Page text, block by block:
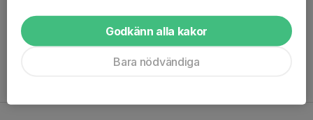
..och maila även info@dotteviksif.se om du inte fått någon
faktura innan 30 oktober.
Godkänn alla kakor
Bara nödvändiga